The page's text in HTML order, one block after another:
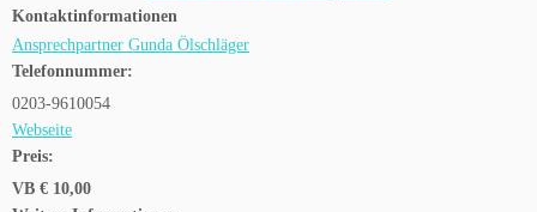
Kontaktinformationen
Ansprechpartner Gunda Ölschläger
Telefonnummer:
0203-9610054
Webseite
Preis:
VB € 10,00